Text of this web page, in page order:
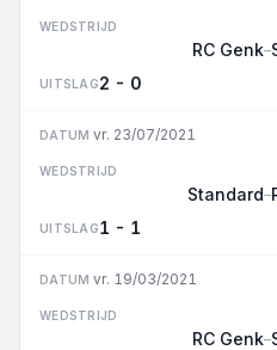
WEDSTRIJD
RC Genk–
UITSLAG2 - 0
DATUM vr. 23/07/2021
WEDSTRIJD
Standard–
UITSLAG1 - 1
DATUM vr. 19/03/2021
WEDSTRIJD
RC Genk–